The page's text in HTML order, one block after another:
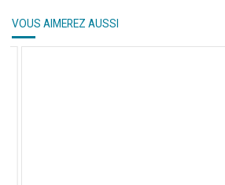
VOUS AIMEREZ AUSSI